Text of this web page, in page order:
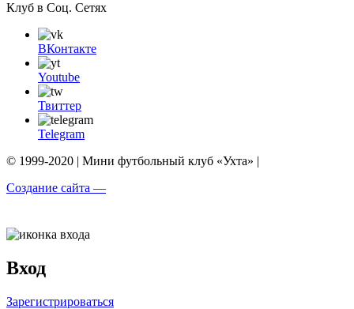
Клуб в Соц. Сетях
ВКонтакте
Youtube
Твиттер
Telegram
© 1999-2020 | Мини футбольный клуб «Ухта» |
Создание сайта —
Вход
Зарегистрироваться